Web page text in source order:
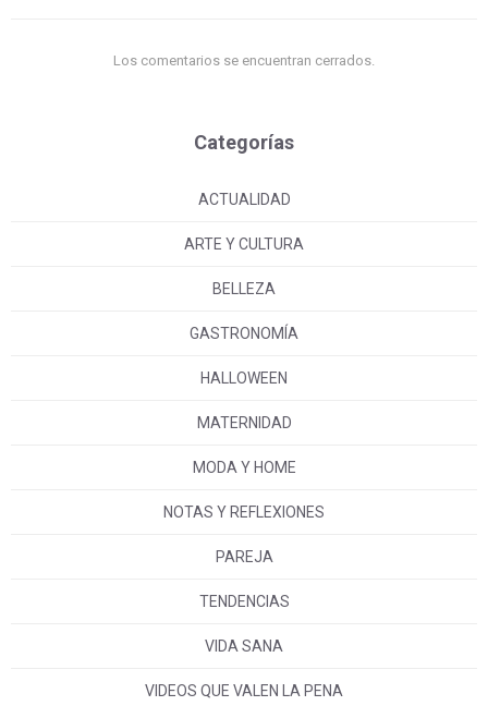
Los comentarios se encuentran cerrados.
Categorías
ACTUALIDAD
ARTE Y CULTURA
BELLEZA
GASTRONOMÍA
HALLOWEEN
MATERNIDAD
MODA Y HOME
NOTAS Y REFLEXIONES
PAREJA
TENDENCIAS
VIDA SANA
VIDEOS QUE VALEN LA PENA